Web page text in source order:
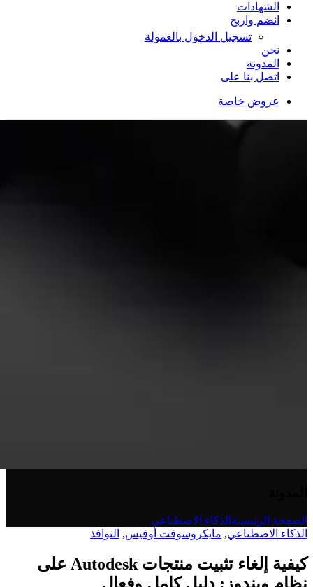
الشهادات
انضم واربح
تسجيل الدخول بالعمولة
نحن
المدونة
اتصل بنا على
عروض خاصة
الصفحة الرئيسية الذكاء الاصطناعي
الذكاء الاصطناعي, مايكروسوفت أوفيس, النوافذ
كيفية إلغاء تثبيت منتجات Autodesk على